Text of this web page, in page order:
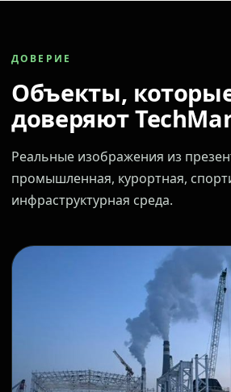
ДОВЕРИЕ
Объекты,
доверяют
Реальные изображения из
промышленная, курортная,
инфраструктурная среда.